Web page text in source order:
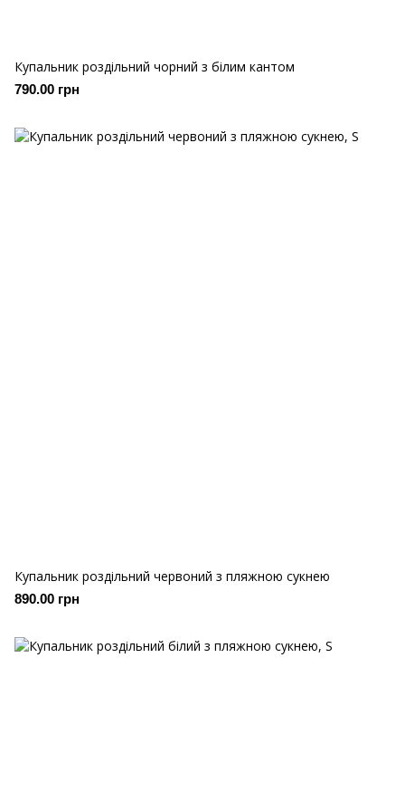
Купальник роздільний чорний з білим кантом
790.00 грн
Купальник роздільний червоний з пляжною сукнею
890.00 грн